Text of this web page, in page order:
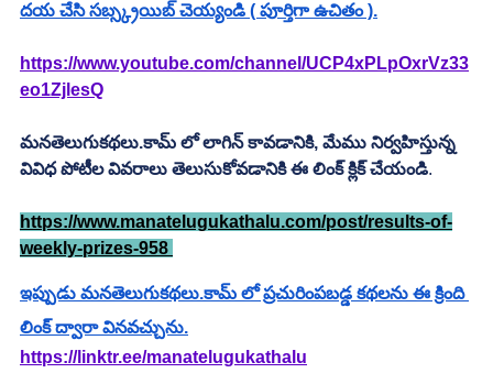
దయ చేసి సబ్స్క్రయిబ్ చెయ్యండి ( పూర్తిగా ఉచితం ).
https://www.youtube.com/channel/UCP4xPLpOxrVz33
eo1ZjlesQ
మనతెలుగుకథలు.కామ్ లో లాగిన్ కావడానికి, మేము నిర్వహిస్తున్న
వివిధ పోటీల వివరాలు తెలుసుకోవడానికి ఈ లింక్ క్లిక్ చేయండి.
https://www.manatelugukathalu.com/post/results-of-
weekly-prizes-958
ఇప్పుడు మనతెలుగుకథలు.కామ్ లో ప్రచురింపబడ్డ కథలను ఈ క్రింది
లింక్ ద్వారా వినవచ్చును.
https://linktr.ee/manatelugukathalu